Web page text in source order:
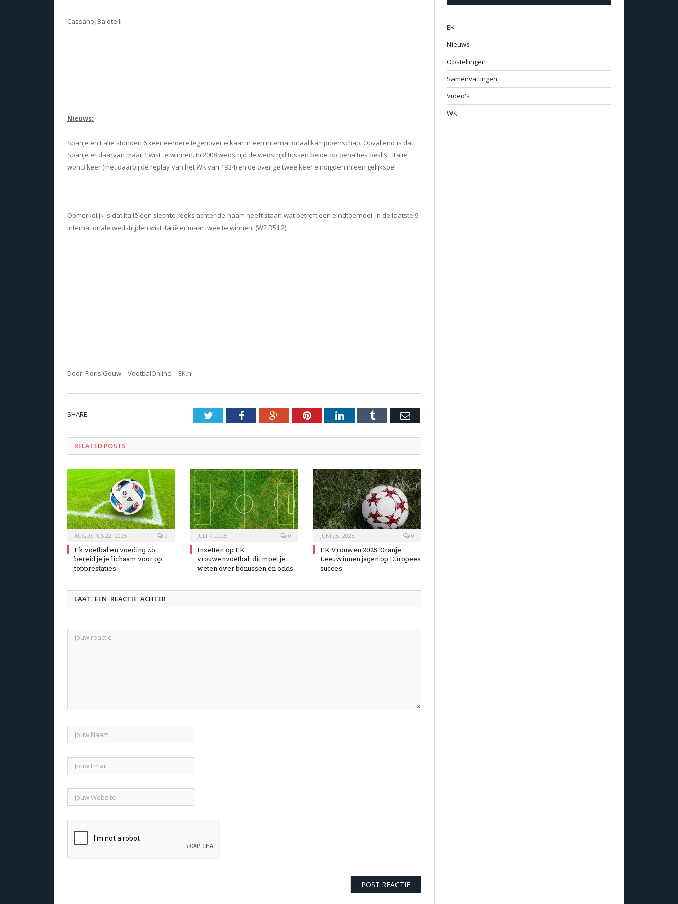
Cassano, Balotelli
Nieuws:
Spanje en Italië stonden 6 keer eerdere tegenover elkaar in een internationaal kampioenschap. Opvallend is dat
Spanje er daarvan maar 1 wist te winnen. In 2008 wedstrijd de wedstrijd tussen beide op penalties beslist. Italië
won 3 keer (met daarbij de replay van het WK van 1934) en de overige twee keer eindigden in een gelijkspel.
Opmerkelijk is dat Italië een slechte reeks achter de naam heeft staan wat betreft een eindtoernooi. In de laatste 9
internationale wedstrijden wist italië er maar twee te winnen. (W2 D5 L2)
Door: Floris Gouw – VoetbalOnline – EK.nl
SHARE. TwitterFacebookGoogle+PinterestLinkedInTumblr Email
RELATED POSTS
AUGUSTUS 22, 2025 0
Ek voetbal en voeding zo
bereid je je lichaam voor op
topprestaties
JULI 7, 2025 0
Inzetten op EK
vrouwenvoetbal: dit moet je
weten over bonussen en odds
JUNI 25, 2025 0
EK Vrouwen 2025: Oranje
Leeuwinnen jagen op Europees
succes
LAAT EEN REACTIE ACHTER
EK
Nieuws
Opstellingen
Samenvattingen
Video's
WK